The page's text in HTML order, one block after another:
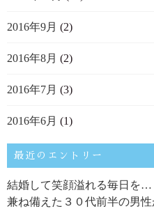
2016年9月 (2)
2016年8月 (2)
2016年7月 (3)
2016年6月 (1)
最近のエントリー
結婚して笑顔溢れる毎日を
兼ね備えた３０代前半の男